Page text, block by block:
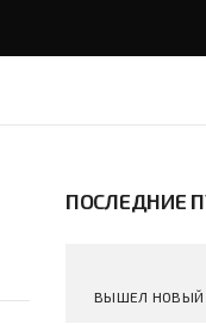
ПОСЛЕДНИЕ
ВЫШЕЛ НОВЫЙ